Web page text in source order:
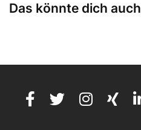
Das könnte dich